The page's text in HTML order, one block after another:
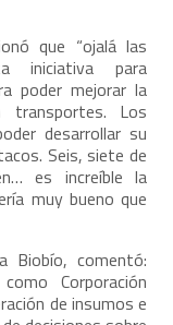
que “ojalá las
iniciativa para
poder mejorar la
transportes. Los
desarrollar su
Seis, siete de
es increíble la
muy bueno que
Biobío, comentó:
Corporación
de insumos e